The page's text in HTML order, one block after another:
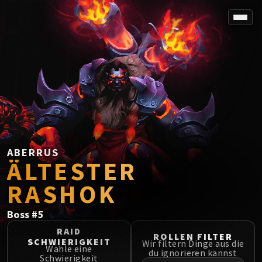
SPOREFALL
Rotmire
VS / DR / MQD
Imperator Averzian
Vorasius
Vaelgor & Ezzorak
Fallen-King Salhadaar
Lightblinded Vanguard
Crown of the Cosmos
Chimaerus the Undreamt God
Belo'ren, Child of Al'ar
SIEGE OF ORGRIMMAR
Immerseus
Fallen Protectors
ABERRUS
ÄLTESTER
RASHOK
Boss #5
RAID
SCHWIERIGKEIT
Wähle eine
Schwierigkeit
ROLLEN FILTER
Wir filtern Dinge aus die
du ignorieren kannst